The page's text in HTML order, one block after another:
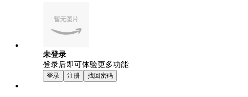
未登录
登录后即可体验更多功能
登录 注册 找回密码